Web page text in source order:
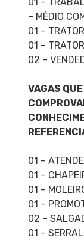
– MÉDIO
01 –
01 –
02 –
VAGAS
01 –
01 –
01 –
01 –
02 –
01 –